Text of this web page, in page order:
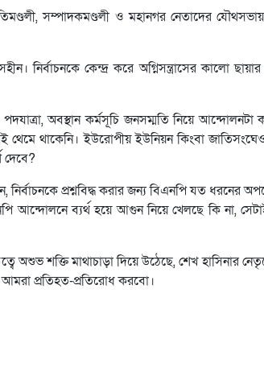
সম্পাদকমণ্ডলী ও মহানগর নেতাদের
নির্বাচনকে কেন্দ্র করে অগ্নিসন্ত্রাসের কালো
অবস্থান কর্মসূচি জনসম্মতি নিয়ে আন্দোলনটা
থাকেনি। ইউরোপীয় ইউনিয়ন কিংবা
দেবে?
প্রশ্নবিদ্ধ করার জন্য বিএনপি যত ধরনের
আন্দোলনে ব্যর্থ হয়ে আগুন নিয়ে খেলছে কি না,
অশুভ শক্তি মাথাচাড়া দিয়ে উঠেছে, শেখ হাসিনার
আমরা প্রতিহত-প্রতিরোধ করবো।